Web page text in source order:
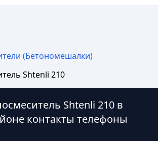
(Бетономешалки)
Shtenli 210
Shtenli 210 в
контакты телефоны